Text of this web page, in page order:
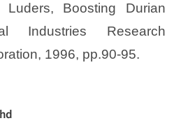
Boosting Durian
Industries Research
1996, pp.90-95.